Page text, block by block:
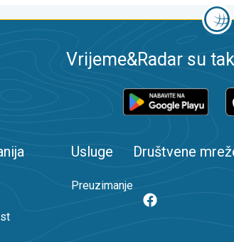
Vrijeme&Radar su
Usluge
Preuzimanje
Društvene